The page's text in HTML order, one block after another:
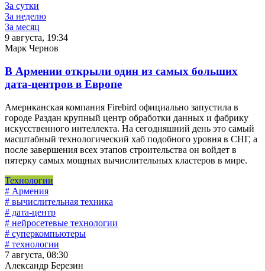
За сутки
За неделю
За месяц
9 августа, 19:34
Марк Чернов
В Армении открыли один из самых больших
дата-центров в Европе
Американская компания Firebird официально запустила в
городе Раздан крупный центр обработки данных и фабрику
искусственного интеллекта. На сегодняшний день это самый
масштабный технологический хаб подобного уровня в СНГ, а
после завершения всех этапов строительства он войдет в
пятерку самых мощных вычислительных кластеров в мире.
Технологии
# Армения
# вычислительная техника
# дата-центр
# нейросетевые технологии
# суперкомпьютеры
# технологии
7 августа, 08:30
Александр Березин